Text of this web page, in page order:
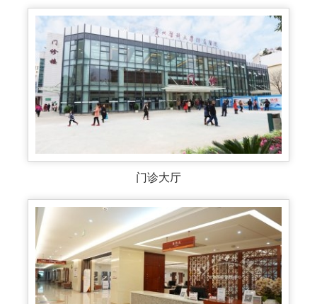
门诊大厅